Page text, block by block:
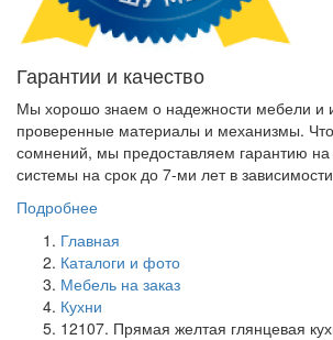
Гарантии и качество
Мы хорошо знаем о надежности мебели и
проверенные материалы и механизмы.
сомнений, мы предоставляем гарантию
системы на срок до 7-ми лет в
Подробнее
Главная
Каталоги и фото
Мебель на заказ
Кухни
12107. Прямая желтая глянцевая